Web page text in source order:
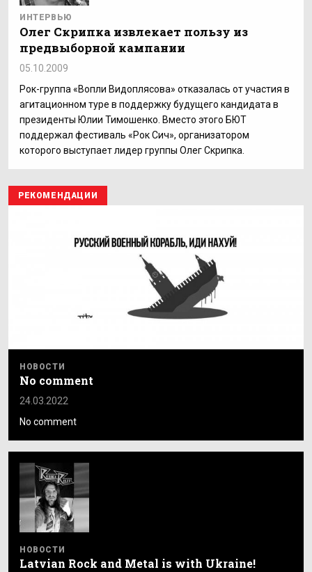
ИНТЕРВЬЮ
Олег Скрипка извлекает пользу из
предвыборной кампании
05.10.2009
Рок-группа «Вопли Видоплясова» отказалась от участия в
агитационном туре в поддержку будущего кандидата в
президенты Юлии Тимошенко. Вместо этого БЮТ
поддержал фестиваль «Рок Сич», организатором
которого выступает лидер группы Олег Скрипка.
РЕКОМЕНДАЦИИ
НОВОСТИ
No comment
24.03.2022
No comment
НОВОСТИ
Latvian Rock and Metal is with Ukraine!